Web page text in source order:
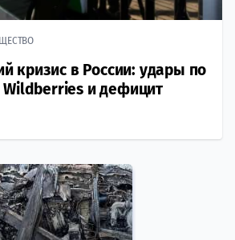
кризис в России: удары по
Wildberries и дефицит